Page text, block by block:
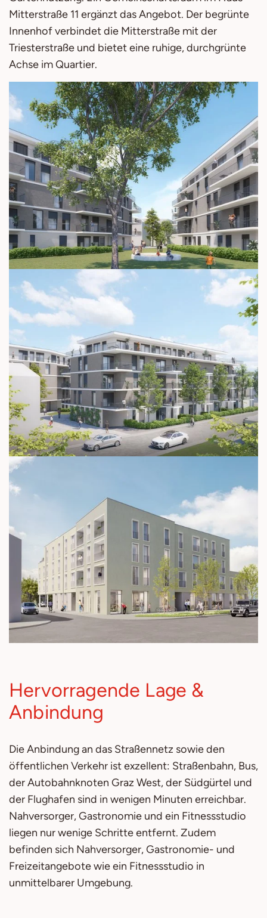
Mitterstraße 11 ergänzt das Angebot. Der begrünte
Innenhof verbindet die Mitterstraße mit der
Triesterstraße und bietet eine ruhige, durchgrünte
Achse im Quartier.
Hervorragende Lage &
Anbindung
Die Anbindung an das Straßennetz sowie den
öffentlichen Verkehr ist exzellent: Straßenbahn, Bus,
der Autobahnknoten Graz West, der Südgürtel und
der Flughafen sind in wenigen Minuten erreichbar.
Nahversorger, Gastronomie und ein Fitnessstudio
liegen nur wenige Schritte entfernt. Zudem
befinden sich Nahversorger, Gastronomie- und
Freizeitangebote wie ein Fitnessstudio in
unmittelbarer Umgebung.